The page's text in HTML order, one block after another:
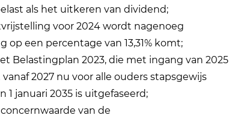
als het uitkeren van dividend;
voor 2024 wordt nagenoeg
een percentage van 13,31% komt;
Belastingplan 2023, die met ingang van 2025
2027 nu voor alle ouders stapsgewijs
januari 2035 is uitgefaseerd;
van de